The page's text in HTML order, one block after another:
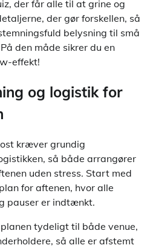
der får alle til at grine og
der gør forskellen, så
belysning til små
den måde sikrer du en
effekt!
og logistik for
kræver grundig
så både arrangører
uden stress. Start med
for aftenen, hvor alle
pauser er indtænkt.
tydeligt til både venue,
så alle er afstemt